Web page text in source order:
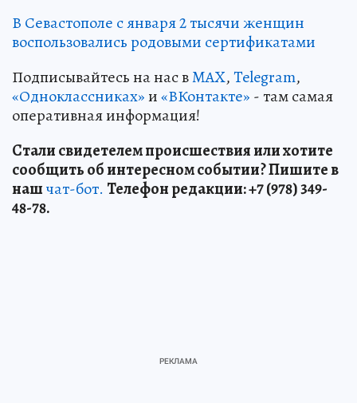
В Севастополе с января 2 тысячи женщин
воспользовались родовыми сертификатами
Подписывайтесь на нас вMAX,Telegram,
«Одноклассниках»и«ВКонтакте» - там самая
оперативная информация!
Стали свидетелем происшествия или хотите
сообщить об интересном событии? Пишите в
нашчат-бот. Телефон редакции: +7 (978) 349-
48-78.